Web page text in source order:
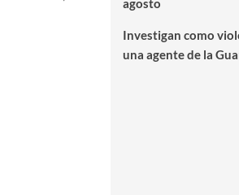
agosto
Investigan como
una agente de la